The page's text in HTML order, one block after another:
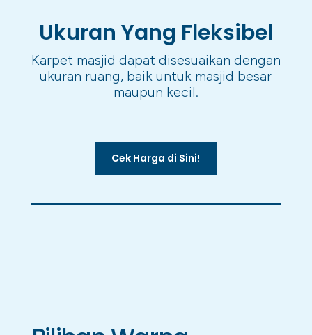
Ukuran Yang Fleksibel
Karpet masjid dapat disesuaikan dengan
ukuran ruang, baik untuk masjid besar
maupun kecil.
Cek Harga di Sini!